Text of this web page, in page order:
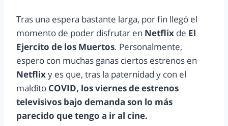
Tras una espera bastante larga, por fin llegó el
momento de poder disfrutar en Netflix de El
Ejercito de los Muertos. Personalmente,
espero con muchas ganas ciertos estrenos en
Netflixy es que, tras la paternidad y con el
maldito COVID, los viernes de estrenos
televisivos bajo demanda son lo más
parecido que tengo a ir al cine.